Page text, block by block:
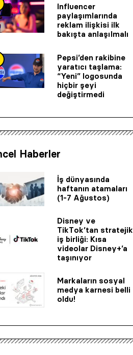
Influencer
paylaşımlarında
reklam ilişkisi ilk
bakışta anlaşılmalı
Pepsi’den rakibine
yaratıcı taşlama:
“Yeni” logosunda
hiçbir şeyi
değiştirmedi
Haberler
İş dünyasında
haftanın atamaları
(1-7 Ağustos)
Disney ve
TikTok’tan stratejik
iş birliği: Kısa
videolar Disney+’a
taşınıyor
Markaların sosyal
medya karnesi belli
oldu!